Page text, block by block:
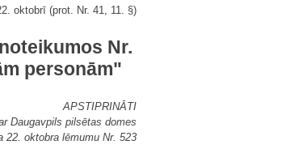
oktobrī (prot. Nr. 41, 11. §)
Nr.
personām"
APSTIPRINĀTI
Daugavpils pilsētas domes
22. oktobra lēmumu Nr. 523